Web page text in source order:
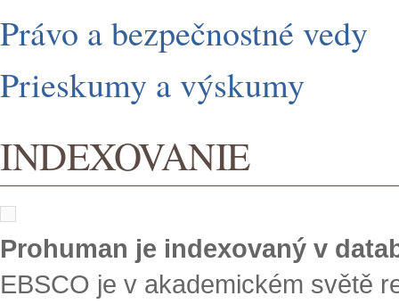
Právo a bezpečnostné vedy
Prieskumy a výskumy
INDEXOVANIE
Prohuman je indexovaný v
EBSCO je v akademickém světě